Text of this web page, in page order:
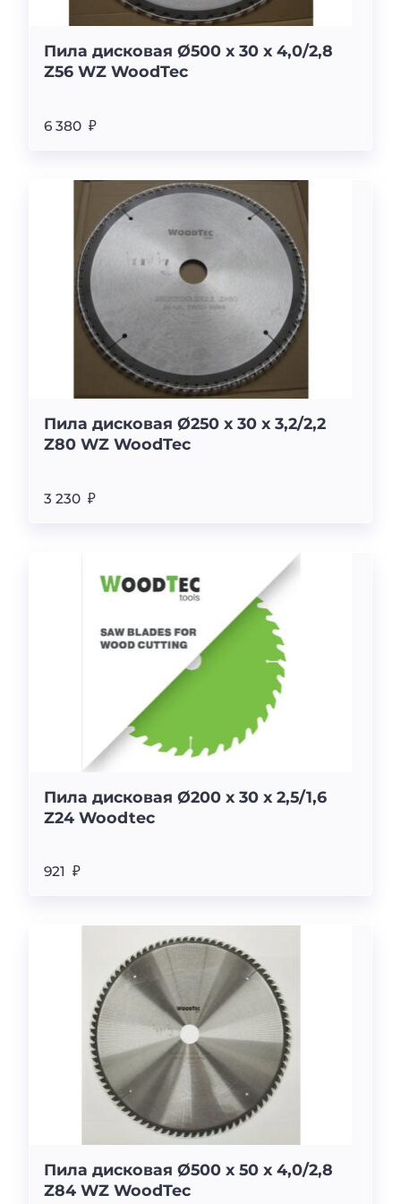
Пила дисковая Ø500 х 30 х 4,0/2,8
Z56 WZ WoodTec
6 380 ₽
Пила дисковая Ø250 х 30 х 3,2/2,2
Z80 WZ WoodTec
3 230 ₽
Пила дисковая Ø200 х 30 х 2,5/1,6
Z24 Woodtec
921 ₽
Пила дисковая Ø500 х 50 х 4,0/2,8
Z84 WZ WoodTec